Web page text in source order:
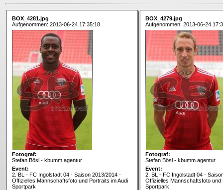
BOX_4281.jpg
Aufgenommen: 2013-06-24 17:35:18
Fotograf:
Stefan Bösl - kbumm.agentur
Event:
2. BL - FC Ingolstadt 04 - Saison 2013/2014 -
Offizielles Mannschaftsfoto und Portraits im Audi
Sportpark
BOX_4279.jpg
Aufgenommen: 2013-06-24
Fotograf:
Stefan Bösl - kbumm.agentur
Event:
2. BL - FC Ingolstadt 04 -
Offizielles Mannschaftsfoto und
Sportpark